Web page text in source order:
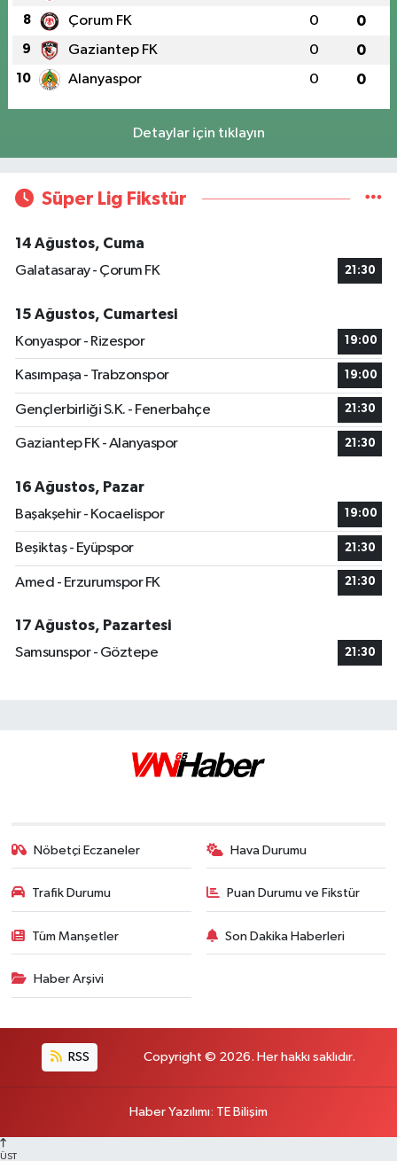
8 Çorum FK 0 0
9 Gaziantep FK 0 0
10 Alanyaspor 0 0
Detaylar için tıklayın
Süper Lig Fikstür
14 Ağustos, Cuma
Galatasaray - Çorum FK
21:30
15 Ağustos, Cumartesi
Konyaspor - Rizespor
19:00
Kasımpaşa - Trabzonspor 19:00
Gençlerbirliği S.K. - Fenerbahçe 21:30
Gaziantep FK - Alanyaspor 21:30
16 Ağustos, Pazar
Başakşehir - Kocaelispor
19:00
Beşiktaş - Eyüpspor 21:30
Amed - Erzurumspor FK 21:30
17 Ağustos, Pazartesi
Samsunspor - Göztepe
21:30
Nöbetçi Eczaneler Hava Durumu
Trafik Durumu Puan Durumu ve Fikstür
Tüm Manşetler Son Dakika Haberleri
Haber Arşivi
RSS Copyright © 2026. Her hakkı saklıdır.
Haber Yazılımı: TE Bilişim
ÜST